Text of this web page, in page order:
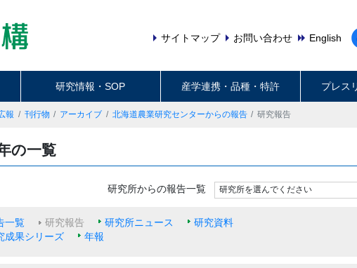
サイトマップ お問い合わせ English
研究情報・SOP 産学連携・品種・特許 プレス
報 刊行物 アーカイブ 北海道農業研究センターからの報告 研究報告
の一覧
研究所からの報告一覧 研究所を選んでください
一覧 研究報告 研究所ニュース
研究資料
成果シリーズ
年報